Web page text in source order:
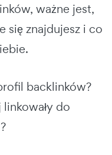
ważne jest,
się znajdujesz i co
backlinków?
do